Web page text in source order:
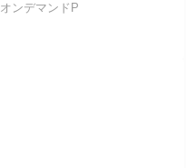
オンデマンドP